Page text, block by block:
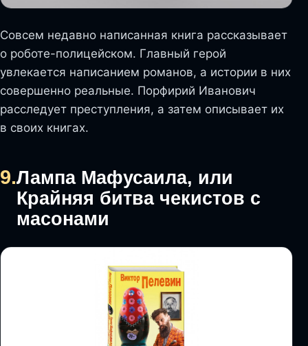
Совсем недавно написанная книга рассказывает
о роботе-полицейском. Главный герой
увлекается написанием романов, а истории в них
совершенно реальные. Порфирий Иванович
расследует преступления, а затем описывает их
в своих книгах.
9.Лампа Мафусаила, или
Крайняя битва чекистов с
масонами